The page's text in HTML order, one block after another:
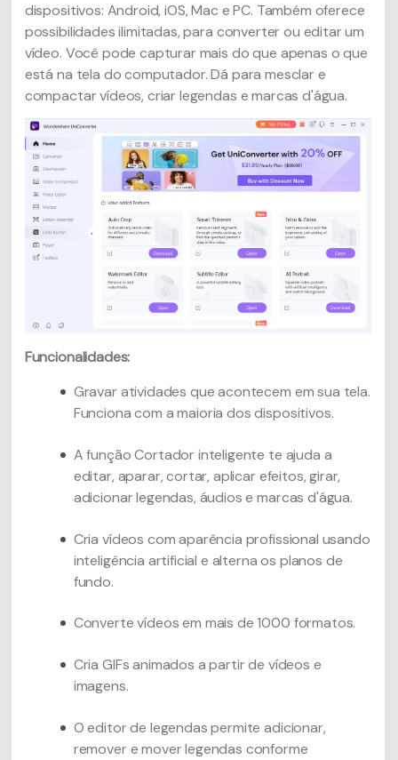
dispositivos: Android, iOS, Mac e PC. Também oferece
possibilidades ilimitadas, para converter ou editar um
vídeo. Você pode capturar mais do que apenas o que
está na tela do computador. Dá para mesclar e
compactar vídeos, criar legendas e marcas d'água.
Funcionalidades:
Gravar atividades que acontecem em sua tela.
Funciona com a maioria dos dispositivos.
A função Cortador inteligente te ajuda a
editar, aparar, cortar, aplicar efeitos, girar,
adicionar legendas, áudios e marcas d'água.
Cria vídeos com aparência profissional usando
inteligência artificial e alterna os planos de
fundo.
Converte vídeos em mais de 1000 formatos.
Cria GIFs animados a partir de vídeos e
imagens.
O editor de legendas permite adicionar,
remover e mover legendas conforme